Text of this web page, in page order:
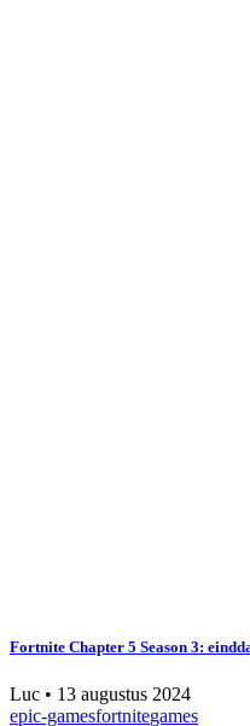
Fortnite Chapter 5 Season 3:
Luc • 13 augustus 2024
epic-gamesfortnitegames